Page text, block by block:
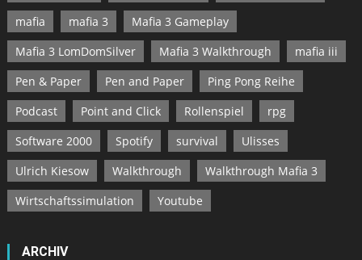
mafia
mafia 3
Mafia 3 Gameplay
Mafia 3 LomDomSilver
Mafia 3 Walkthrough
mafia iii
Pen & Paper
Pen and Paper
Ping Pong Reihe
Podcast
Point and Click Rollenspiel
rpg
Software 2000
Spotify survival
Ulisses
Ulrich Kiesow
Walkthrough
Walkthrough Mafia 3
Wirtschaftssimulation
Youtube
ARCHIV